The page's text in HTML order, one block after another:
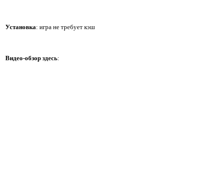
Установка: игра не требует кэш
Видео-обзор здесь: